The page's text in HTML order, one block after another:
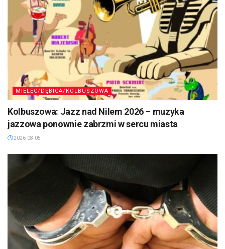
MIELEC/DĘBICA/KOLBUSZOWA
Kolbuszowa: Jazz nad Nilem 2026 – muzyka
jazzowa ponownie zabrzmi w sercu miasta
2026-08-05